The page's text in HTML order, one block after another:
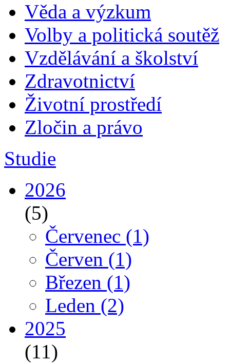
Věda a výzkum
Volby a politická soutěž
Vzdělávání a školství
Zdravotnictví
Životní prostředí
Zločin a právo
Studie
2026
(5)
Červenec (1)
Červen (1)
Březen (1)
Leden (2)
2025
(11)